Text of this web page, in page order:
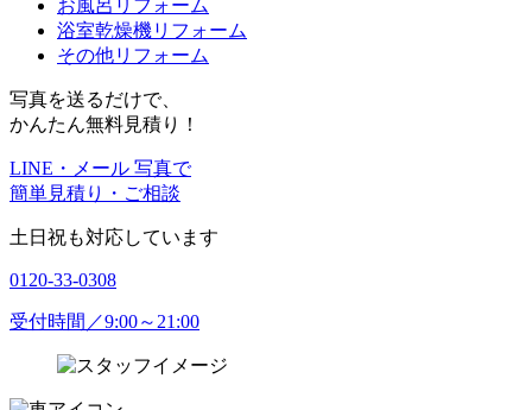
お風呂リフォーム
浴室乾燥機リフォーム
その他リフォーム
写真を送るだけで、
かんたん無料見積り！
LINE・メール 写真で
簡単見積り・ご相談
土日祝も対応しています
0120-33-0308
受付時間／9:00～21:00